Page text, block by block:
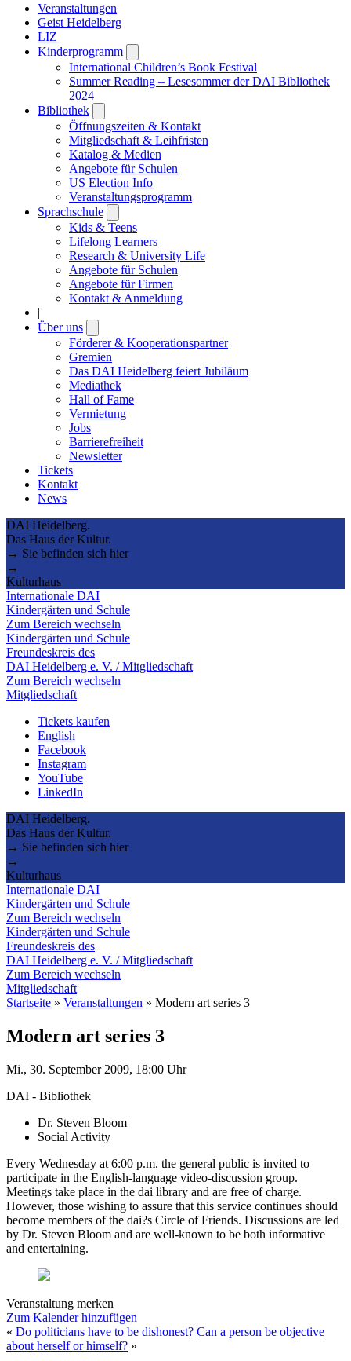
Veranstaltungen
Geist Heidelberg
LIZ
Kinderprogramm
submenu
International Children’s Book Festival
Summer Reading – Lesesommer der DAI Bibliothek
2024
Bibliothek
submenu
Öffnungszeiten & Kontakt
Mitgliedschaft & Leihfristen
Katalog & Medien
Angebote für Schulen
US Election Info
Veranstaltungsprogramm
Sprachschule
submenu
Kids & Teens
Lifelong Learners
Research & University Life
Angebote für Schulen
Angebote für Firmen
Kontakt & Anmeldung
|
Über uns
submenu
Förderer & Kooperationspartner
Gremien
Das DAI Heidelberg feiert Jubiläum
Mediathek
Hall of Fame
Vermietung
Jobs
Barrierefreiheit
Newsletter
Tickets
Kontakt
News
DAI Heidelberg.
Das Haus der Kultur.
→ Sie befinden sich hier
→
Kulturhaus
Internationale DAI
Kindergärten und Schule
Zum Bereich wechseln
Kindergärten und Schule
Freundeskreis des
DAI Heidelberg e. V. / Mitgliedschaft
Zum Bereich wechseln
Mitgliedschaft
Tickets kaufen
English
Facebook
Instagram
YouTube
LinkedIn
DAI Heidelberg.
Das Haus der Kultur.
→ Sie befinden sich hier
→
Kulturhaus
Internationale DAI
Kindergärten und Schule
Zum Bereich wechseln
Kindergärten und Schule
Freundeskreis des
DAI Heidelberg e. V. / Mitgliedschaft
Zum Bereich wechseln
Mitgliedschaft
Startseite » Veranstaltungen » Modern art series 3
Modern art series 3
Mi., 30. September 2009, 18:00 Uhr
DAI - Bibliothek
Dr. Steven Bloom
Social Activity
Every Wednesday at 6:00 p.m. the general public is invited to
participate in the English-language video-discussion group.
Meetings take place in the dai library and are free of charge.
However, those wishing to assure that this service continues should
become members of the dai?s Circle of Friends. Discussions are led
by Dr. Steven Bloom and are well-known to be both informative
and entertaining.
Veranstaltung merken
Zum Kalender hinzufügen
« Do politicians have to be dishonest? Can a person be objective
about herself or himself? »